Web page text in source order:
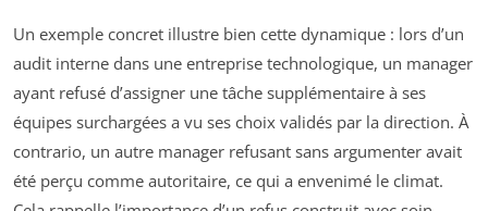
Un exemple concret illustre bien cette dynamique : lors d’un
audit interne dans une entreprise technologique, un manager
ayant refusé d’assigner une tâche supplémentaire à ses
équipes surchargées a vu ses choix validés par la direction. À
contrario, un autre manager refusant sans argumenter avait
été perçu comme autoritaire, ce qui a envenimé le climat.